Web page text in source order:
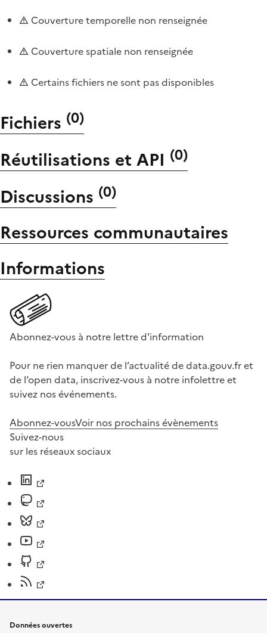
Couverture temporelle non renseignée
Couverture spatiale non renseignée
Certains fichiers ne sont pas disponibles
Fichiers (0)
Réutilisations et API (0)
Discussions (0)
Ressources communautaires
Informations
Abonnez-vous à notre lettre d'information
Pour ne rien manquer de l’actualité de data.gouv.fr et
de l’open data, inscrivez-vous à notre infolettre et
suivez nos événements.
Abonnez-vousVoir nos prochains évènements
Suivez-nous
sur les réseaux sociaux
Données ouvertes